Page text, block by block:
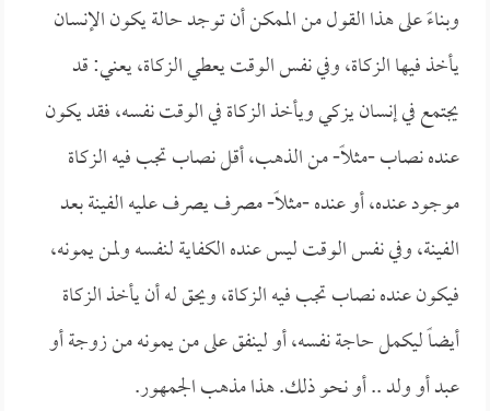
وبناءً على هذا القول من الممكن أن توجد حالة يكون الإنسان
يأخذ فيها الزكاة، وفي نفس الوقت يعطي الزكاة، يعني: قد
يجتمع في إنسان يزكي ويأخذ الزكاة في الوقت نفسه، فقد يكون
عنده نصاب -مثلاً- من الذهب، أقل نصاب تجب فيه الزكاة
موجود عنده، أو عنده -مثلاً- مصرف يصرف عليه الفينة بعد
الفينة، وفي نفس الوقت ليس عنده الكفاية لنفسه ولمن يمونه،
فيكون عنده نصاب تجب فيه الزكاة، ويحق له أن يأخذ الزكاة
أيضاً ليكمل حاجة نفسه، أو لينفق على من يمونه من زوجة أو
عبد أو ولد .. أو نحو ذلك. هذا مذهب الجمهور.